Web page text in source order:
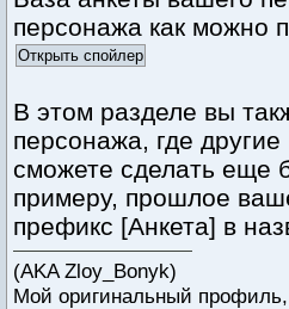
персонажа как можно
В этом разделе вы
персонажа, где
сможете сделать еще
примеру, прошлое
префикс [Анкета] в
(AKA Zloy_Bonyk)
Мой оригинальный профиль,